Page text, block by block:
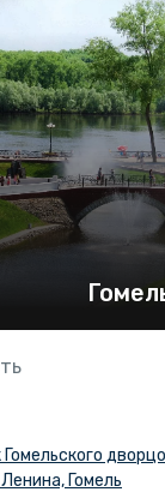
Гомель